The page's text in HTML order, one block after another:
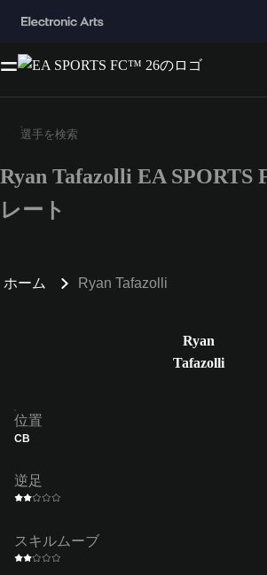
3文字以上の文字または数字を入
Ryan Tafazolli EA SPORTS
レート
ホーム Ryan Tafazolli
Ryan
Tafazolli
位置
CB
逆足
スキルムーブ